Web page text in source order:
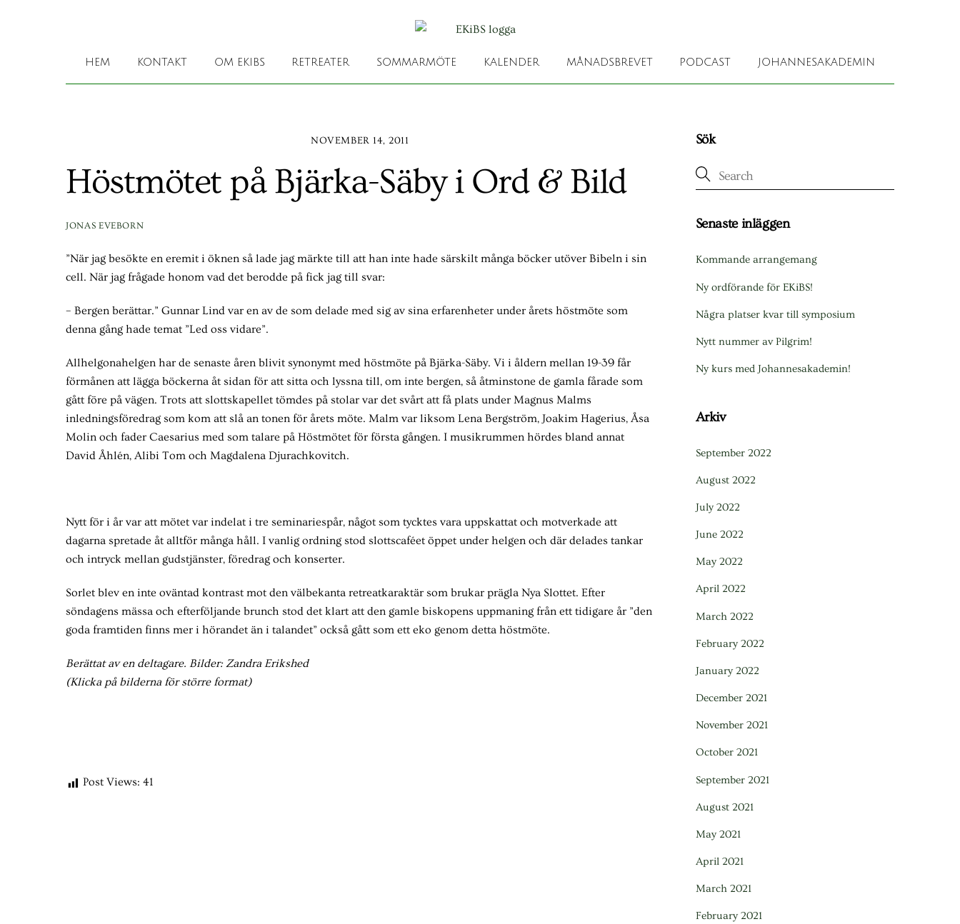
HEM KONTAKT OM EKIBS RETREATER SOMMARMÖTE KALENDER MÅNADSBREVET PODCAST JOHANNESAKADEMIN
NOVEMBER 14, 2011
Höstmötet på Bjärka-Säby i Ord & Bild
JONAS EVEBORN
”När jag besökte en eremit i öknen så lade jag märkte till att han inte hade särskilt många böcker utöver Bibeln i sin
cell. När jag frågade honom vad det berodde på fick jag till svar:
– Bergen berättar.” Gunnar Lind var en av de som delade med sig av sina erfarenheter under årets höstmöte som
denna gång hade temat ”Led oss vidare”.
Allhelgonahelgen har de senaste åren blivit synonymt med höstmöte på Bjärka-Säby. Vi i åldern mellan 19-39 får
förmånen att lägga böckerna åt sidan för att sitta och lyssna till, om inte bergen, så åtminstone de gamla fårade som
gått före på vägen. Trots att slottskapellet tömdes på stolar var det svårt att få plats under Magnus Malms
inledningsföredrag som kom att slå an tonen för årets möte. Malm var liksom Lena Bergström, Joakim Hagerius, Åsa
Molin och fader Caesarius med som talare på Höstmötet för första gången. I musikrummen hördes bland annat
David Åhlén, Alibi Tom och Magdalena Djurachkovitch.
Nytt för i år var att mötet var indelat i tre seminariespår, något som tycktes vara uppskattat och motverkade att
dagarna spretade åt alltför många håll. I vanlig ordning stod slottscaféet öppet under helgen och där delades tankar
och intryck mellan gudstjänster, föredrag och konserter.
Sorlet blev en inte oväntad kontrast mot den välbekanta retreatkaraktär som brukar prägla Nya Slottet. Efter
söndagens mässa och efterföljande brunch stod det klart att den gamle biskopens uppmaning från ett tidigare år ”den
goda framtiden finns mer i hörandet än i talandet” också gått som ett eko genom detta höstmöte.
Berättat av en deltagare. Bilder: Zandra Erikshed
(Klicka på bilderna för större format)
Post Views: 41
Sök
Senaste inläggen
Kommande arrangemang
Ny ordförande för EKiBS!
Några platser kvar till symposium
Nytt nummer av Pilgrim!
Ny kurs med Johannesakademin!
Arkiv
September 2022
August 2022
July 2022
June 2022
May 2022
April 2022
March 2022
February 2022
January 2022
December 2021
November 2021
October 2021
September 2021
August 2021
May 2021
April 2021
March 2021
February 2021